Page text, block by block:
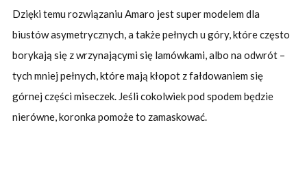
Dzięki temu rozwiązaniu Amaro jest super modelem dla
biustów asymetrycznych, a także pełnych u góry, które często
borykają się z wrzynającymi się lamówkami, albo na odwrót –
tych mniej pełnych, które mają kłopot z fałdowaniem się
górnej części miseczek. Jeśli cokolwiek pod spodem będzie
nierówne, koronka pomoże to zamaskować.